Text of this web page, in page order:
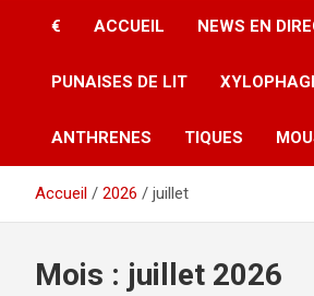
€ ACCUEIL NEWS EN
PUNAISES DE LIT
ANTHRENES TIQUES
Accueil 2026 juillet
Mois : juillet 2026